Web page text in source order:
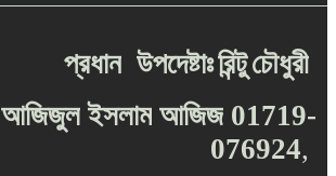
প্রধান উপদেষ্টাঃরিন্টুচৌধুরী
আজিজুল ইসলাম আজিজ 01719-
076924,